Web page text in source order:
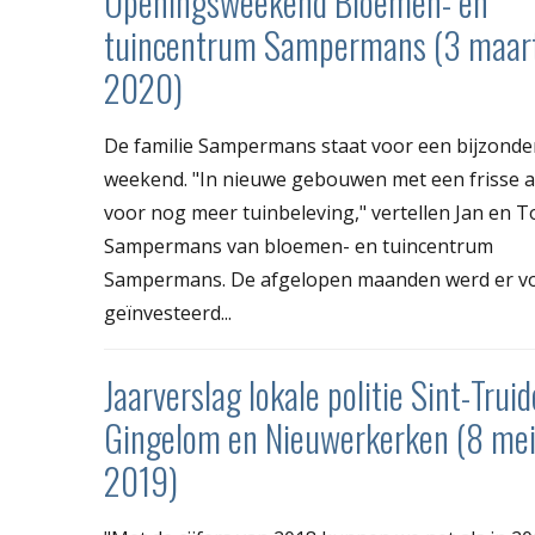
tuincentrum Sampermans (3
2020)
De familie Sampermans staat voor een
weekend. "In nieuwe gebouwen met een frisse
voor nog meer tuinbeleving," vertellen Jan en
Sampermans van bloemen- en tuincentrum
Sampermans. De afgelopen maanden werd er
geïnvesteerd...
Jaarverslag lokale politie Sint-
Gingelom en Nieuwerkerken (8 mei
2019)